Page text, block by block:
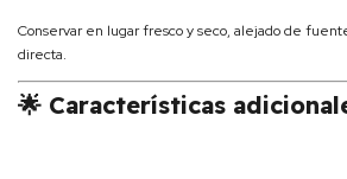
Conservar en lugar fresco y seco, alejado de
directa.
🌟 Características